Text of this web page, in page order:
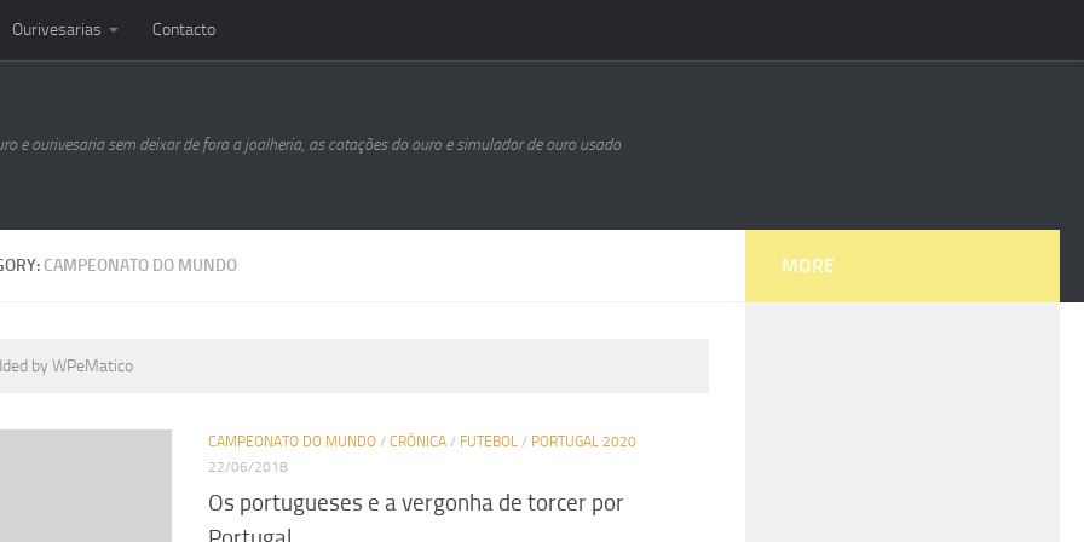
Ourivesarias Contacto
e ourivesaria sem deixar de fora a joalheria, as cotações do ouro e simulador de ouro usado
CAMPEONATO DO MUNDO
by WPeMatico
CAMPEONATO DO MUNDO / CRÓNICA / FUTEBOL / PORTUGAL 2020
22/06/2018
Os portugueses e a vergonha de torcer por
MORE